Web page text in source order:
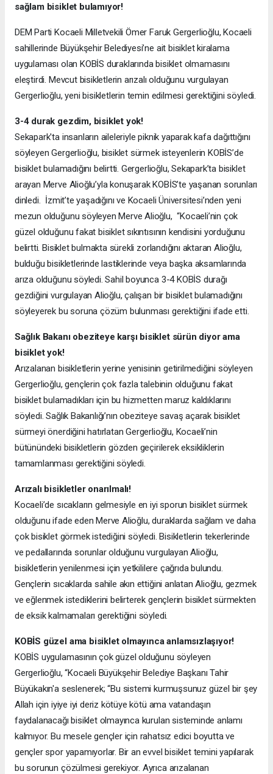
sağlam bisiklet bulamıyor!
DEM Parti Kocaeli Milletvekili Ömer Faruk Gergerlioğlu, Kocaeli
sahillerinde Büyükşehir Belediyesi’ne ait bisiklet kiralama
uygulaması olan KOBİS duraklarında bisiklet olmamasını
eleştirdi. Mevcut bisikletlerin arızalı olduğunu vurgulayan
Gergerlioğlu, yeni bisikletlerin temin edilmesi gerektiğini söyledi.
3-4 durak gezdim, bisiklet yok!
Sekapark'ta insanların aileleriyle piknik yaparak kafa dağıttığını
söyleyen Gergerlioğlu, bisiklet sürmek isteyenlerin KOBİS’de
bisiklet bulamadığını belirtti. Gergerlioğlu, Sekapark’ta bisiklet
arayan Merve Alioğlu’yla konuşarak KOBİS’te yaşanan sorunları
dinledi. İzmit’te yaşadığını ve Kocaeli Üniversitesi’nden yeni
mezun olduğunu söyleyen Merve Alioğlu, “Kocaeli’nin çok
güzel olduğunu fakat bisiklet sıkıntısının kendisini yorduğunu
belirtti. Bisiklet bulmakta sürekli zorlandığını aktaran Alioğlu,
bulduğu bisikletlerinde lastiklerinde veya başka aksamlarında
arıza olduğunu söyledi. Sahil boyunca 3-4 KOBİS durağı
gezdiğini vurgulayan Alioğlu, çalışan bir bisiklet bulamadığını
söyleyerek bu soruna çözüm bulunması gerektiğini ifade etti.
Sağlık Bakanı obeziteye karşı bisiklet sürün diyor ama
bisiklet yok!
Arızalanan bisikletlerin yerine yenisinin getirilmediğini söyleyen
Gergerlioğlu, gençlerin çok fazla talebinin olduğunu fakat
bisiklet bulamadıkları için bu hizmetten maruz kaldıklarını
söyledi. Sağlık Bakanlığı’nın obeziteye savaş açarak bisiklet
sürmeyi önerdiğini hatırlatan Gergerlioğlu, Kocaeli’nin
bütünündeki bisikletlerin gözden geçirilerek eksikliklerin
tamamlanması gerektiğini söyledi.
Arızalı bisikletler onarılmalı!
Kocaeli’de sıcakların gelmesiyle en iyi sporun bisiklet sürmek
olduğunu ifade eden Merve Alioğlu, duraklarda sağlam ve daha
çok bisiklet görmek istediğini söyledi. Bisikletlerin tekerlerinde
ve pedallarında sorunlar olduğunu vurgulayan Alioğlu,
bisikletlerin yenilenmesi için yetkililere çağrıda bulundu.
Gençlerin sıcaklarda sahile akın ettiğini anlatan Alioğlu, gezmek
ve eğlenmek istediklerini belirterek gençlerin bisiklet sürmekten
de eksik kalmamaları gerektiğini söyledi.
KOBİS güzel ama bisiklet olmayınca anlamsızlaşıyor!
KOBİS uygulamasının çok güzel olduğunu söyleyen
Gergerlioğlu, “Kocaeli Büyükşehir Belediye Başkanı Tahir
Büyükakın'a seslenerek; “Bu sistemi kurmuşsunuz güzel bir şey
Allah için iyiye iyi deriz kötüye kötü ama vatandaşın
faydalanacağı bisiklet olmayınca kurulan sisteminde anlamı
kalmıyor. Bu mesele gençler için rahatsız edici boyutta ve
gençler spor yapamıyorlar. Bir an evvel bisiklet temini yapılarak
bu sorunun çözülmesi gerekiyor. Ayrıca arızalanan